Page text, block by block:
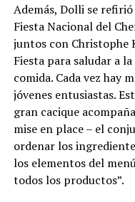
Además, Dolli se
Fiesta Nacional del
juntos con Christophe
Fiesta para saludar a
comida. Cada vez hay
jóvenes entusiastas.
gran cacique
mise en place – el
ordenar los
los elementos del
todos los productos”.